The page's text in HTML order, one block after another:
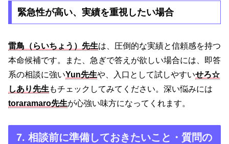
緊急性が高い、実績を重視したい場合
雷鳥（らいちょう）先生は、圧倒的な実績と信頼感を持つ
本命候補です。また、急ぎで答えが欲しい場合には、即答
系の相談に強いYun先生や、入口として試しやすいせろ☆
しあり先生 もチェックしてみてください。深い悩みには
toraramaro先生が心強い味方になってくれます。
7. 相談前に準備しておきたいこと・質問の